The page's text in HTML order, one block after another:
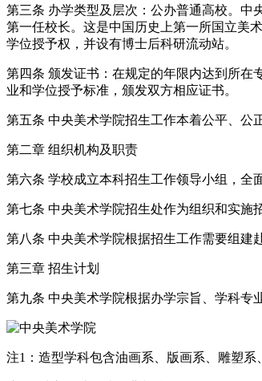
第三条 办学类型及层次：公办普通高校。中
第一任校长。这是中国历史上第一所国立美
学位授予权，并设有博士后科研流动站。
第四条 颁发证书：在规定的年限内达到所在
业和学位授予标准，颁发双方相应证书。
第五条 中央美术学院招生工作本着公平、公
第二章 组织机构及职责
第六条 学校成立本科招生工作领导小组，全
第七条 中央美术学院招生处作为组织和实施
第八条 中央美术学院根据招生工作需要组建
第三章 招生计划
第九条 中央美术学院根据办学宗旨、学科专
注1：造型学科包含油画系、版画系、雕塑系